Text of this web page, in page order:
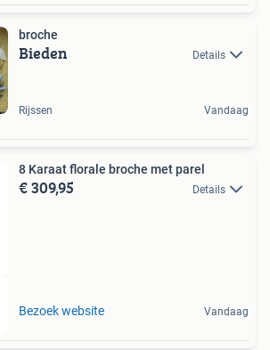
broche
Bieden Details
Rijssen Vandaag
8 Karaat florale broche met parel
€ 309,95 Details
Bezoek website Vandaag